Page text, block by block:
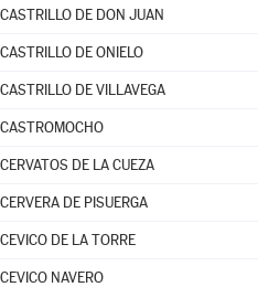
CASTRILLO DE DON JUAN
CASTRILLO DE ONIELO
CASTRILLO DE VILLAVEGA
CASTROMOCHO
CERVATOS DE LA CUEZA
CERVERA DE PISUERGA
CEVICO DE LA TORRE
CEVICO NAVERO